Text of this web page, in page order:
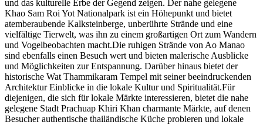
und das kulturelle Erbe der Gegend zeigen. Der nahe gelegene
Khao Sam Roi Yot Nationalpark ist ein Höhepunkt und bietet
atemberaubende Kalksteinberge, unberührte Strände und eine
vielfältige Tierwelt, was ihn zu einem großartigen Ort zum Wandern
und Vogelbeobachten macht.Die ruhigen Strände von Ao Manao
sind ebenfalls einen Besuch wert und bieten malerische Ausblicke
und Möglichkeiten zur Entspannung. Darüber hinaus bietet der
historische Wat Thammikaram Tempel mit seiner beeindruckenden
Architektur Einblicke in die lokale Kultur und Spiritualität.Für
diejenigen, die sich für lokale Märkte interessieren, bietet die nahe
gelegene Stadt Prachuap Khiri Khan charmante Märkte, auf denen
Besucher authentische thailändische Küche probieren und lokale